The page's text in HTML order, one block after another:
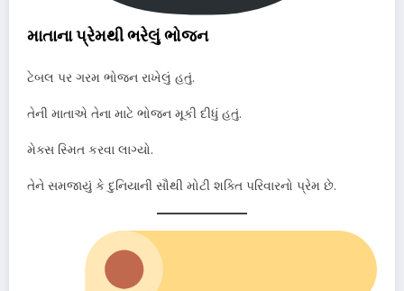
માતાના પ્રેમથી ભરેલું ભોજન
ટેબલ પર ગરમ ભોજન રાખેલું હતું.
તેની માતાએ તેના માટે ભોજન મૂકી દીધું હતું.
મેક્સ સ્મિત કરવા લાગ્યો.
તેને સમજાયું કે દુનિયાની સૌથી મોટી શક્તિ પરિવારનો પ્રેમ છે.